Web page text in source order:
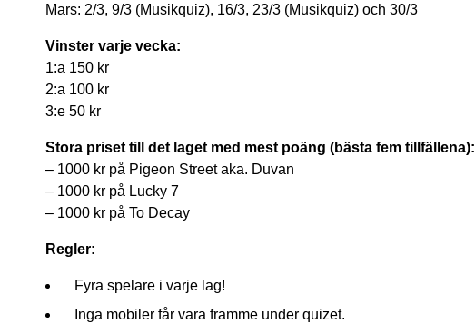
Mars: 2/3, 9/3 (Musikquiz), 16/3, 23/3 (Musikquiz) och 30/3
Vinster varje vecka:
1:a 150 kr
2:a 100 kr
3:e 50 kr
Stora priset till det laget med mest poäng (bästa fem tillfällena):
– 1000 kr på Pigeon Street aka. Duvan
– 1000 kr på Lucky 7
– 1000 kr på To Decay
Regler:
Fyra spelare i varje lag!
Inga mobiler får vara framme under quizet.